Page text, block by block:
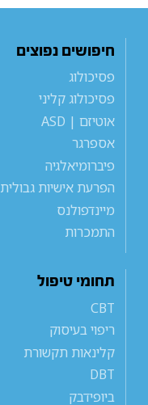
חיפושים נפוצים
פסיכולוג
פסיכולוג קליני
אוטיזם | ASD
אספרגר
פיברומיאלגיה
הפרעת אישיות גבולית
מיינדפולנס
התמכרות
תחומי טיפול
CBT
ריפוי בעיסוק
קלינאות תקשורת
DBT
ביופידבק